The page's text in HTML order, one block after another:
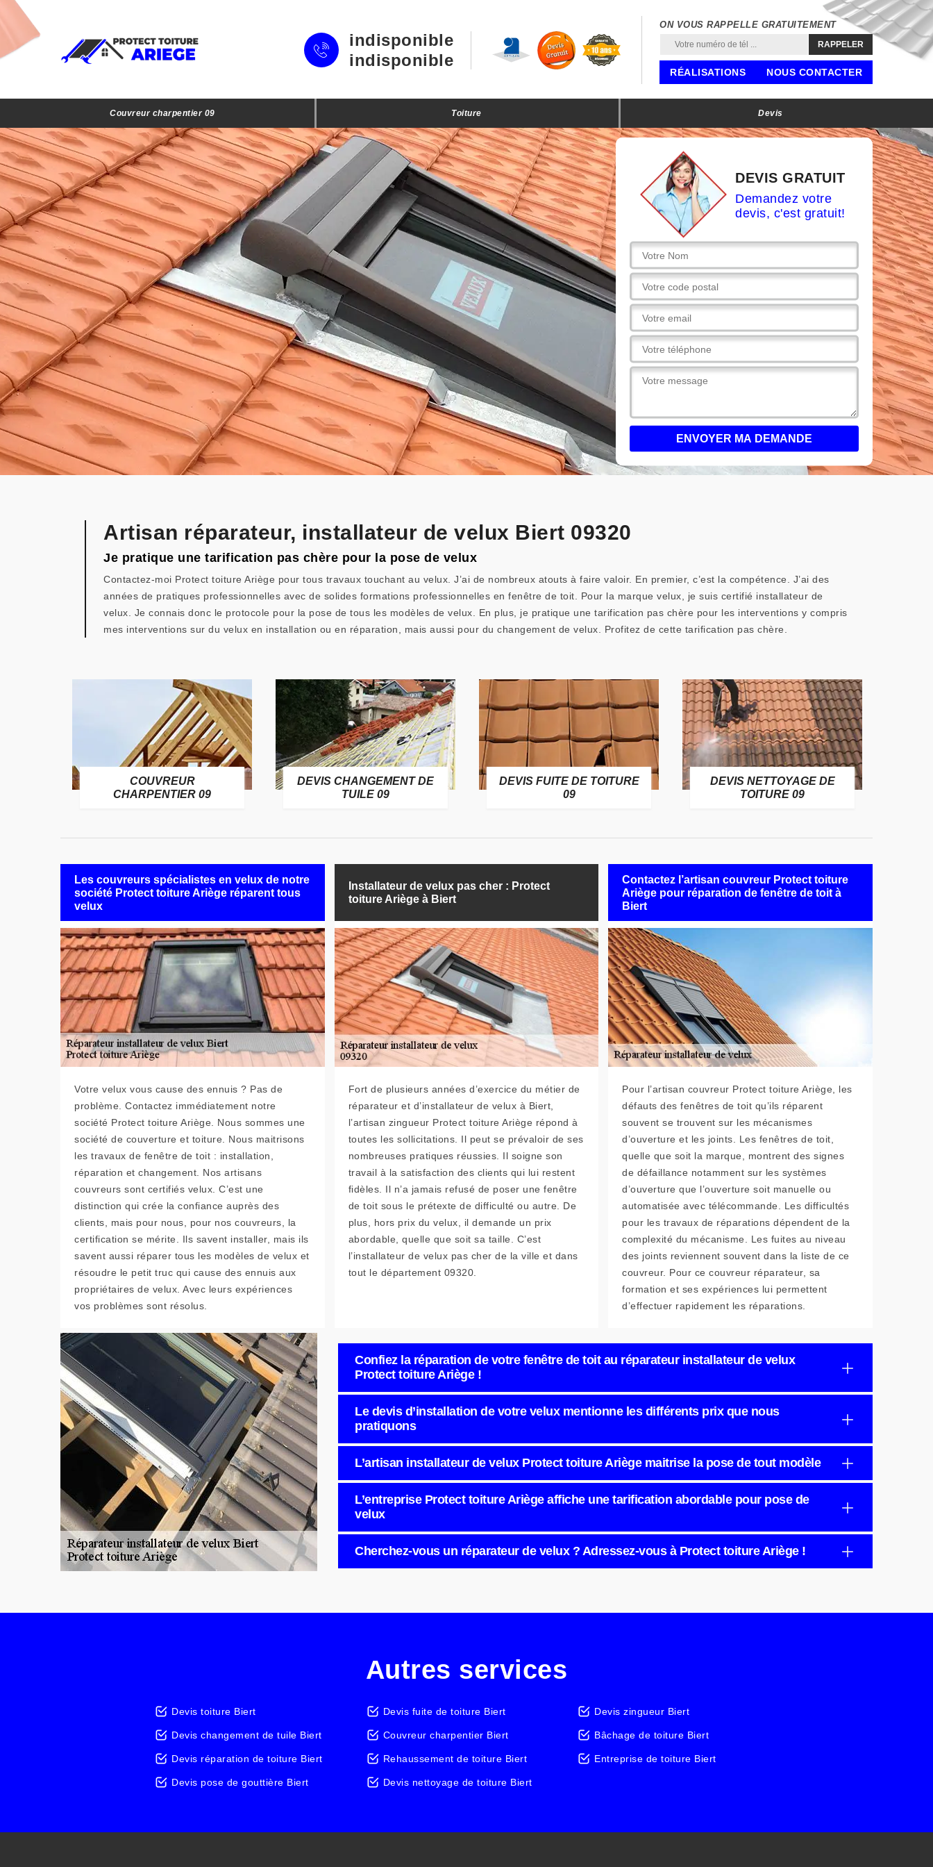
indisponible
indisponible
ON VOUS RAPPELLE GRATUITEMENT
RÉALISATIONS NOUS CONTACTER
Couvreur charpentier 09 Toiture Devis
DEVIS GRATUIT
Demandez votre
devis, c'est gratuit!
Artisan réparateur, installateur de velux Biert 09320
Je pratique une tarification pas chère pour la pose de velux
Contactez-moi Protect toiture Ariège pour tous travaux touchant au velux. J’ai de nombreux atouts à faire valoir. En premier, c’est la compétence. J’ai des
années de pratiques professionnelles avec de solides formations professionnelles en fenêtre de toit. Pour la marque velux, je suis certifié installateur de
velux. Je connais donc le protocole pour la pose de tous les modèles de velux. En plus, je pratique une tarification pas chère pour les interventions y compris
mes interventions sur du velux en installation ou en réparation, mais aussi pour du changement de velux. Profitez de cette tarification pas chère.
COUVREUR
CHARPENTIER 09
DEVIS CHANGEMENT DE
TUILE 09
DEVIS FUITE DE TOITURE
09
DEVIS NETTOYAGE DE
TOITURE 09
Les couvreurs spécialistes en velux de notre
société Protect toiture Ariège réparent tous
velux
Votre velux vous cause des ennuis ? Pas de
problème. Contactez immédiatement notre
société Protect toiture Ariège. Nous sommes une
société de couverture et toiture. Nous maitrisons
les travaux de fenêtre de toit : installation,
réparation et changement. Nos artisans
couvreurs sont certifiés velux. C’est une
distinction qui crée la confiance auprès des
clients, mais pour nous, pour nos couvreurs, la
certification se mérite. Ils savent installer, mais ils
savent aussi réparer tous les modèles de velux et
résoudre le petit truc qui cause des ennuis aux
propriétaires de velux. Avec leurs expériences
vos problèmes sont résolus.
Installateur de velux pas cher : Protect
toiture Ariège à Biert
Fort de plusieurs années d’exercice du métier de
réparateur et d’installateur de velux à Biert,
l’artisan zingueur Protect toiture Ariège répond à
toutes les sollicitations. Il peut se prévaloir de ses
nombreuses pratiques réussies. Il soigne son
travail à la satisfaction des clients qui lui restent
fidèles. Il n’a jamais refusé de poser une fenêtre
de toit sous le prétexte de difficulté ou autre. De
plus, hors prix du velux, il demande un prix
abordable, quelle que soit sa taille. C’est
l’installateur de velux pas cher de la ville et dans
tout le département 09320.
Contactez l’artisan couvreur Protect toiture
Ariège pour réparation de fenêtre de toit à
Biert
Pour l’artisan couvreur Protect toiture Ariège, les
défauts des fenêtres de toit qu’ils réparent
souvent se trouvent sur les mécanismes
d’ouverture et les joints. Les fenêtres de toit,
quelle que soit la marque, montrent des signes
de défaillance notamment sur les systèmes
d’ouverture que l’ouverture soit manuelle ou
automatisée avec télécommande. Les difficultés
pour les travaux de réparations dépendent de la
complexité du mécanisme. Les fuites au niveau
des joints reviennent souvent dans la liste de ce
couvreur. Pour ce couvreur réparateur, sa
formation et ses expériences lui permettent
d’effectuer rapidement les réparations.
Confiez la réparation de votre fenêtre de toit au réparateur installateur de velux
Protect toiture Ariège !
Le devis d’installation de votre velux mentionne les différents prix que nous
pratiquons
L’artisan installateur de velux Protect toiture Ariège maitrise la pose de tout modèle
L’entreprise Protect toiture Ariège affiche une tarification abordable pour pose de
velux
Cherchez-vous un réparateur de velux ? Adressez-vous à Protect toiture Ariège !
Autres services
Devis toiture Biert
Devis changement de tuile Biert
Devis réparation de toiture Biert
Devis pose de gouttière Biert
Devis fuite de toiture Biert
Couvreur charpentier Biert
Rehaussement de toiture Biert
Devis nettoyage de toiture Biert
Devis zingueur Biert
Bâchage de toiture Biert
Entreprise de toiture Biert